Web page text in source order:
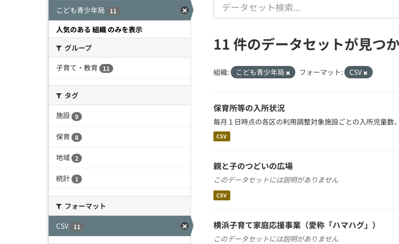
こども青少年局
11
人気のある 組織 のみを表示
グループ
子育て・教育
11
タグ
施設 9
保育 8
地域 2
統計 1
フォーマット
CSV
11
11 件のデータセットが見つ
組織: こども青少年局 フォーマット: CSV
保育所等の入所状況
毎月１日時点の各区の利用調整対象施設ごとの入所児童数
CSV
親と子のつどいの広場
このデータセットには説明がありません
CSV
横浜子育て家庭応援事業（愛称「ハマハグ」）
このデータセットには説明がありません